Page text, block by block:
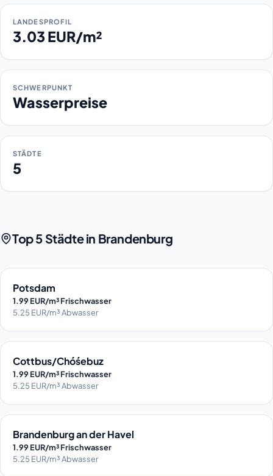
LANDESPROFIL
3.03 EUR/m²
SCHWERPUNKT
Wasserpreise
STÄDTE
5
Top 5 Städte in Brandenburg
Potsdam
1.99 EUR/m³ Frischwasser
5.25 EUR/m³ Abwasser
Cottbus/Chóśebuz
1.99 EUR/m³ Frischwasser
5.25 EUR/m³ Abwasser
Brandenburg an der Havel
1.99 EUR/m³ Frischwasser
5.25 EUR/m³ Abwasser